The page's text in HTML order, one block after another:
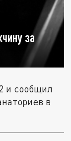
за
и сообщил
в